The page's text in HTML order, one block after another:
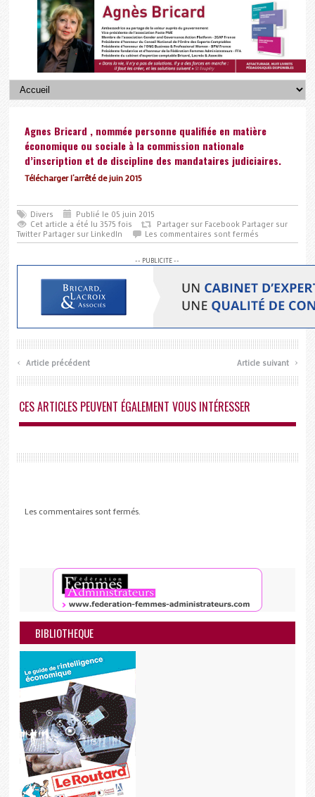
Agnes Bricard , nommée personne qualifiée en matière
économique ou sociale à la commission nationale
d’inscription et de discipline des mandataires judiciaires.
Télécharger l’arrêté de juin 2015
Divers
Publié le 05 juin 2015
Cet article a été lu 3575 fois
Partager sur Facebook Partager sur
Twitter Partager sur LinkedIn Les commentaires sont fermés
-- PUBLICITE --
‹ Article précédent Article suivant ›
CES ARTICLES PEUVENT ÉGALEMENT VOUS INTÉRESSER
Les commentaires sont fermés.
BIBLIOTHEQUE